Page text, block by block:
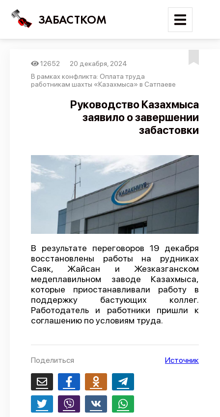
ЗАБАСТКОМ
Войти
Поиск
Новости
Отчеты
Предложить публикацию
Справочник
API
О проекте
Политика конфиденциальности
12652
20 декабря, 2024
В рамках конфликта: Оплата труда
работникам шахты «Казахмыса» в Сатпаеве
Руководство Казахмыса
заявило о завершении
забастовки
В результате переговоров 19 декабря
восстановлены работы на рудниках
Саяк, Жайсан и Жезказганском
медеплавильном заводе Казахмыса,
которые приостанавливали работу в
поддержку бастующих коллег.
Работодатель и работники пришли к
соглашению по условиям труда.
Поделиться Источник